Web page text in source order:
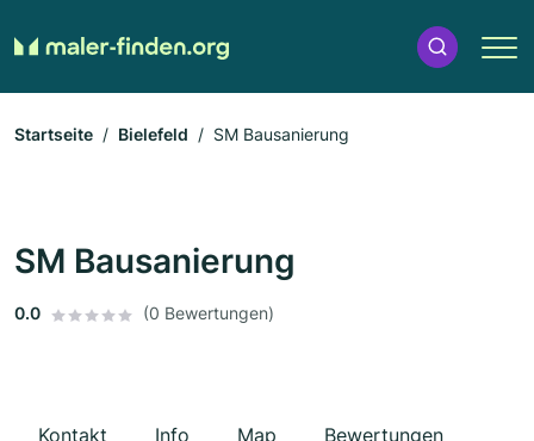
Startseite Bielefeld SM Bausanierung
SM Bausanierung
0.0 (0 Bewertungen)
Kontakt Info Map Bewertungen